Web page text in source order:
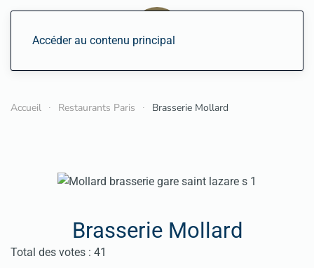
Accéder au contenu principal
Accueil Restaurants Paris Brasserie Mollard
Brasserie Mollard
Vote utilisateur:4/
Total des votes : 41